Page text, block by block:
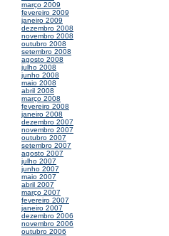
março 2009
fevereiro 2009
janeiro 2009
dezembro 2008
novembro 2008
outubro 2008
setembro 2008
agosto 2008
julho 2008
junho 2008
maio 2008
abril 2008
março 2008
fevereiro 2008
janeiro 2008
dezembro 2007
novembro 2007
outubro 2007
setembro 2007
agosto 2007
julho 2007
junho 2007
maio 2007
abril 2007
março 2007
fevereiro 2007
janeiro 2007
dezembro 2006
novembro 2006
outubro 2006